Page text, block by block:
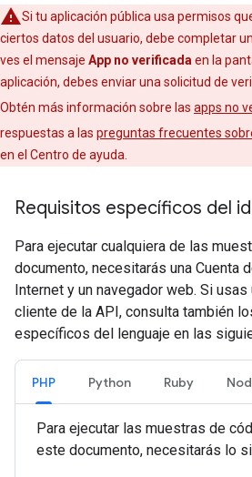
Si tu aplicación pública usa permisos
ciertos datos del usuario, debe completar
ves el mensaje App no verificada en la
aplicación, debes enviar una solicitud de
Obtén más información sobre las apps no
respuestas a las preguntas frecuentes
en el Centro de ayuda.
Requisitos específicos del
Para ejecutar cualquiera de las
documento, necesitarás una Cuenta
Internet y un navegador web. Si
cliente de la API, consulta también
específicos del lenguaje en las
PHP Python Ruby
Para ejecutar las muestras de
este documento, necesitarás lo